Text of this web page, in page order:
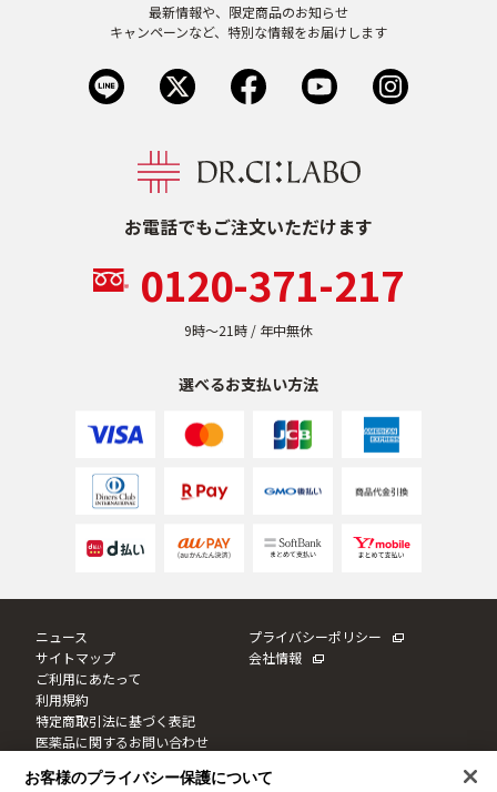
お電話でもご注文いただけます
0120-371-217
9時〜21時 / 年中無休
選べるお支払い方法
最新情報や、限定商品のお知らせ
キャンペーンなど、特別な情報をお届けします
ニュース
サイトマップ
ご利用にあたって
利用規約
特定商取引法に基づく表記
医薬品に関するお問い合わせ
プライバシーポリシー
会社情報
お客様のプライバシー保護について